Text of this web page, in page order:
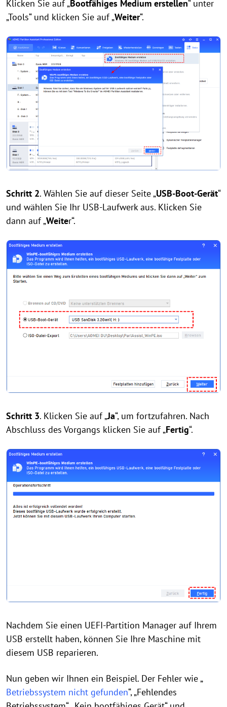
Klicken Sie auf „Bootfähiges Medium erstellen“ unter
„Tools“ und klicken Sie auf „Weiter“.
Schritt 2. Wählen Sie auf dieser Seite „USB-Boot-Gerät“
und wählen Sie Ihr USB-Laufwerk aus. Klicken Sie
dann auf „Weiter“.
Schritt 3. Klicken Sie auf „Ja“, um fortzufahren. Nach
Abschluss des Vorgangs klicken Sie auf „Fertig“.
Nachdem Sie einen UEFI-Partition Manager auf Ihrem
USB erstellt haben, können Sie Ihre Maschine mit
diesem USB reparieren.
Nun geben wir Ihnen ein Beispiel. Der Fehler wie „
Betriebssystem nicht gefunden“, „Fehlendes